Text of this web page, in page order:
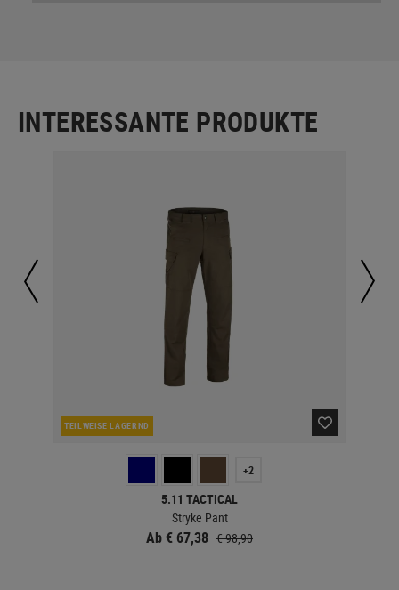
INTERESSANTE PRODUKTE
TEILWEISE LAGERND
+2
5.11 TACTICAL
Stryke Pant
Ab € 67,38 € 98,90